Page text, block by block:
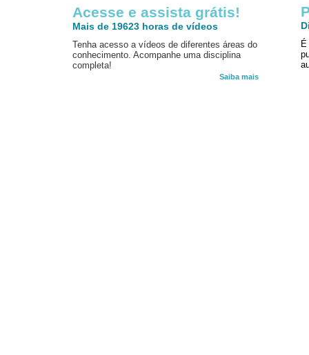
Acesse e assista grátis!
Mais de 19623 horas de vídeos
Tenha acesso a vídeos de diferentes áreas do
conhecimento. Acompanhe uma disciplina
completa!
Saiba mais